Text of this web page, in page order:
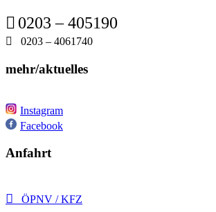
 0203 – 405190
 0203 – 4061740
mehr/aktuelles
Instagram
Facebook
Anfahrt
 ÖPNV / KFZ